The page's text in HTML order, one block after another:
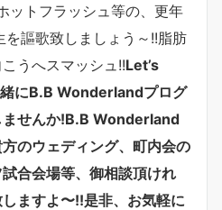
ットフラッシュ等の、更年
謳歌致しましょう～ !!脂肪
うへスマッシュ!!Let’s
にB.B Wonderlandプログ
せんか!B.B Wonderland
のウェディング、町内会の
合会場等、御相談頂けれ
ますよ〜!!是非、お気軽に